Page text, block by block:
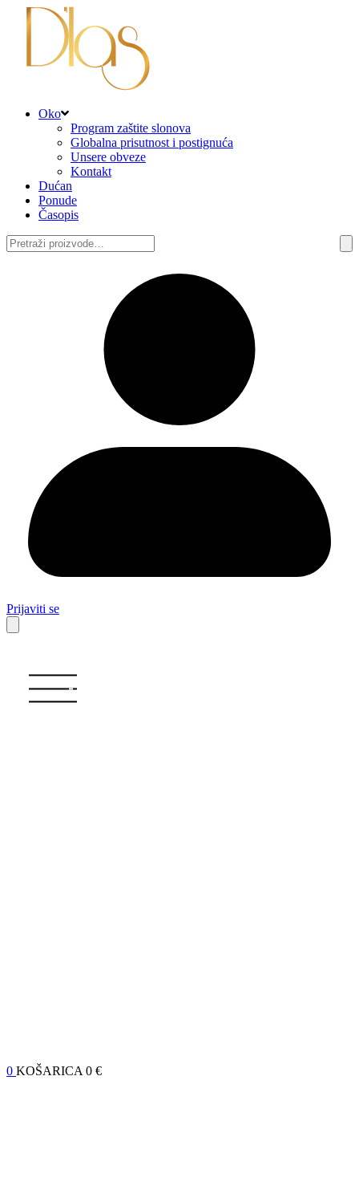
Oko
Program zaštite slonova
Globalna prisutnost i postignuća
Unsere obveze
Kontakt
Dućan
Ponude
Časopis
Pretraži:
Prijaviti se
0 KOŠARICA 0 €